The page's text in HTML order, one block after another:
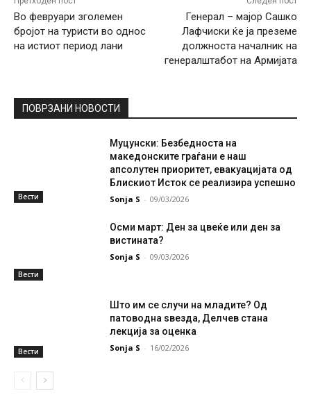
Во февруари зголемен
бројот на туристи во однос
на истиот период лани
Генерал – мајор Сашко
Лафчиски ќе ја преземе
должноста началник на
генералштабот на Армијата
ПОВРЗАНИ НОВОСТИ
Вести
Муцунски: Безбедноста на
македонските граѓани е наш
апсолутен приоритет, евакуацијата од
Блискиот Исток се реализира успешно
Sonja S - 09/03/2026
Вести
Осми март: Ден за цвеќе или ден за
вистината?
Sonja S - 09/03/2026
Вести
Што им се случи на младите? Од
патоводна ѕвезда, Делчев стана
лекција за оценка
Sonja S - 16/02/2026